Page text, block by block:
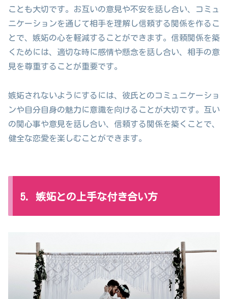
ことも大切です。お互いの意見や不安を話し合い、コミュ
ニケーションを通じて相手を理解し信頼する関係を作るこ
とで、嫉妬の心を軽減することができます。信頼関係を築
くためには、適切な時に感情や懸念を話し合い、相手の意
見を尊重することが重要です。
嫉妬されないようにするには、彼氏とのコミュニケーショ
ンや自分自身の魅力に意識を向けることが大切です。互い
の関心事や意見を話し合い、信頼する関係を築くことで、
健全な恋愛を楽しむことができます。
5. 嫉妬との上手な付き合い方